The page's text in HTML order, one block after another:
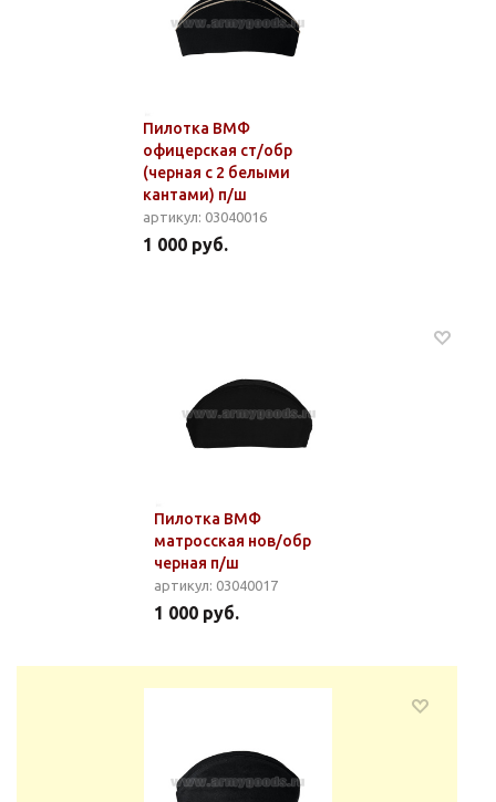
Пилотка ВМФ
офицерская ст/обр
(черная с 2 белыми
кантами) п/ш
артикул: 03040016
1 000 руб.
Пилотка ВМФ
матросская нов/обр
черная п/ш
артикул: 03040017
1 000 руб.